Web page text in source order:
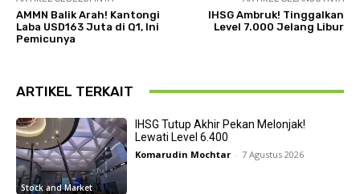
AMMN Balik Arah! Kantongi
Laba USD163 Juta di Q1, Ini
Pemicunya
IHSG Ambruk! Tinggalkan
Level 7.000 Jelang Libur
ARTIKEL TERKAIT
Stock and Market
IHSG Tutup Akhir Pekan Melonjak!
Lewati Level 6.400
Komarudin Mochtar - 7 Agustus 2026